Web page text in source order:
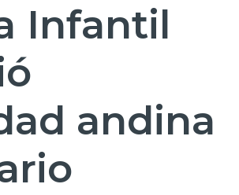
Infantil
andina